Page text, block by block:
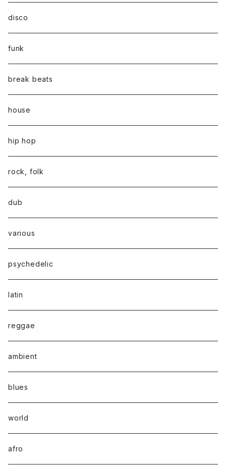
disco
funk
break beats
house
hip hop
rock, folk
dub
various
psychedelic
latin
reggae
ambient
blues
world
afro